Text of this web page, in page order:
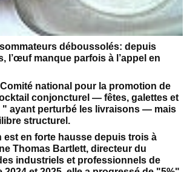
déboussolés: depuis
l’œuf manque parfois à l’appel en
national pour la promotion de
conjoncturel — fêtes, galettes et
" ayant perturbé les livraisons — mais
structurel.
en forte hausse depuis trois à
Thomas Bartlett, directeur du
industriels et professionnels de